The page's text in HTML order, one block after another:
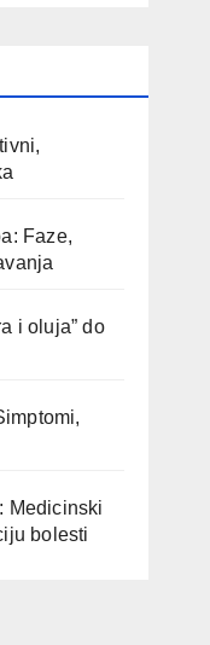
Faze,
i oluja” do
Medicinski
bolesti